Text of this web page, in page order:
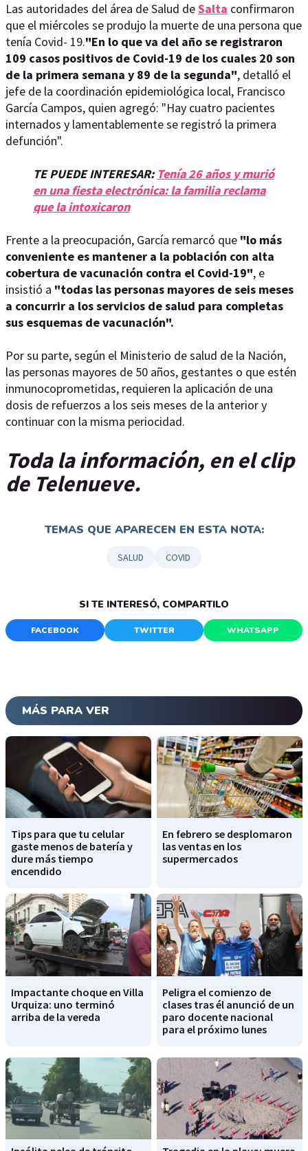
Las autoridades del área de Salud deSalta confirmaron
que el miércoles se produjo la muerte de una persona que
tenía Covid- 19."En lo que va del año se registraron
109 casos positivos de Covid-19 de los cuales 20 son
de la primera semana y 89 de la segunda", detalló el
jefe de la coordinación epidemiológica local, Francisco
García Campos, quien agregó: "Hay cuatro pacientes
internados y lamentablemente se registró la primera
defunción".
TE PUEDE INTERESAR: Tenía 26 años y murió
en una fiesta electrónica: la familia reclama
que la intoxicaron
Frente a la preocupación, García remarcó que "lo más
conveniente es mantener a la población con alta
cobertura de vacunación contra el Covid-19", e
insistió a "todas las personas mayores de seis meses
a concurrir a los servicios de salud para completas
sus esquemas de vacunación".
Por su parte, según el Ministerio de salud de la Nación,
las personas mayores de 50 años, gestantes o que estén
inmunocoprometidas, requieren la aplicación de una
dosis de refuerzos a los seis meses de la anterior y
continuar con la misma periocidad.
Toda la información, en el clip
de Telenueve.
TEMAS QUE APARECEN EN ESTA NOTA:
SALUD COVID
SI TE INTERESÓ, COMPARTILO
FACEBOOK TWITTER WHATSAPP
MÁS PARA VER
Tips para que tu celular
gaste menos de batería y
dure más tiempo
encendido
En febrero se desplomaron
las ventas en los
supermercados
Impactante choque en Villa
Urquiza: uno terminó
arriba de la vereda
Peligra el comienzo de
clases tras él anunció de un
paro docente nacional
para el próximo lunes